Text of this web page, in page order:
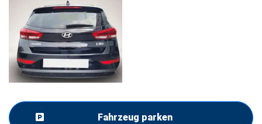
Fahrzeug parken